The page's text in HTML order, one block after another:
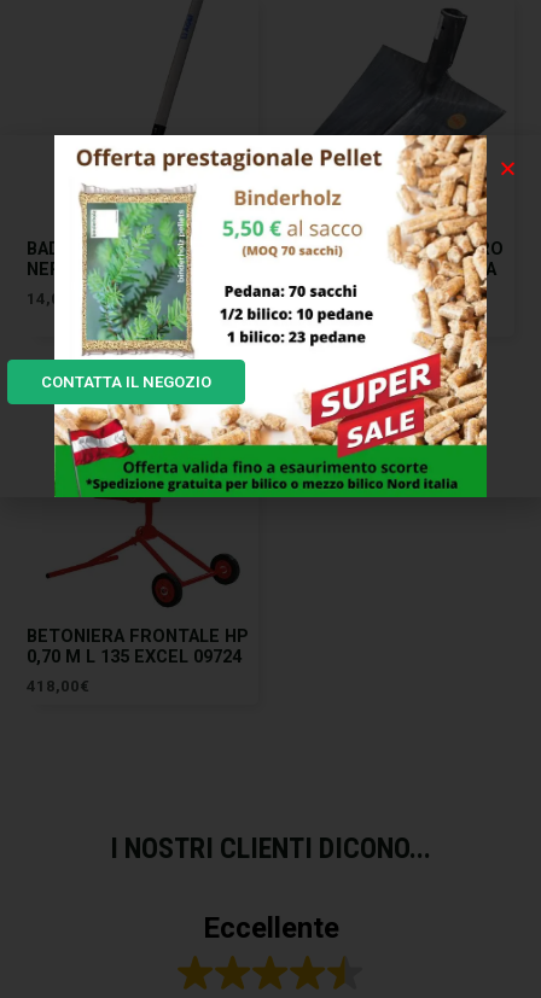
BADILE IMPRESA PUNTA
NERO 30 M/TO AGEF
14,00
BADILE IMPRESA QUADRO
FORGIATO 26 LOMELLINA
ADEL
24,00€
BETONIERA FRONTALE HP
0,70 M L 135 EXCEL 09724
418,00€
I NOSTRI CLIENTI DICONO...
Eccellente
CONTATTA IL NEGOZIO